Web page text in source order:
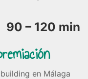
90 – 120 min
en Málaga